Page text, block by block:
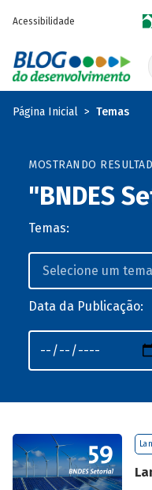
Acessibilidade
Página Inicial Temas
MOSTRANDO
"BNDES
Temas:
Data da Publicação: